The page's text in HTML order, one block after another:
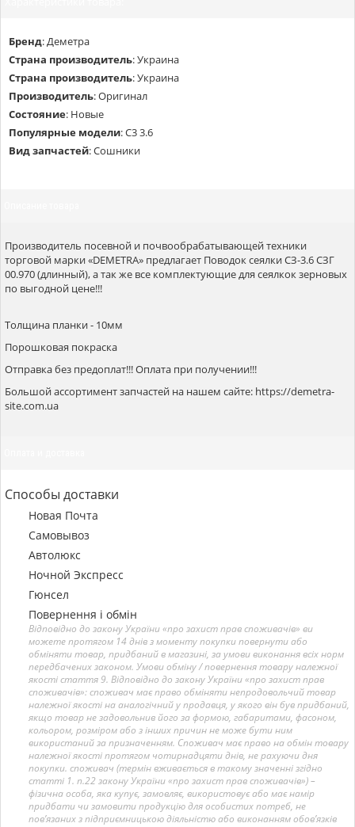
Бренд: Деметра
Страна производитель:Украина
Страна производитель:Украина
Производитель:Оригинал
Состояние: Новые
Популярные модели:С3 3.6
Вид запчастей:Сошники
Производитель посевной и почвообрабатывающей техники
торговой марки «DEMETRA» предлагает Поводок сеялки СЗ-3.6 СЗГ
00.970 (длинный), а так же все комплектующие для сеялкок зерновых
по выгодной цене!!!
Толщина планки - 10мм
Порошковая покраска
Отправка без предоплат!!! Оплата при получении!!!
Большой ассортимент запчастей на нашем сайте: https://demetra-
site.com.ua
Способы доставки
Новая Почта
Самовывоз
Автолюкс
Ночной Экспресс
Гюнсел
Повернення і обмін
Відповідно до закону України «про захист прав споживачів» ви
можете протягом 14 днів з моменту покупки повернути або
обміняти товар, придбаний в магазині, за умови виконання всіх норм
передбачених законом. Умови обміну / повернення товару належної
якості стаття 9. Відповідно до закону України «про захист прав
споживачів»: споживач має право обміняти непродовольчий товар
належної якості на аналогічний у продавця, у якого він був придбаний,
якщо товар не задовольнив його за формою, габаритами, фасоном,
кольором, розміром або з інших причин не може бути ним
використаний за призначенням. Споживач має право на обмін товару
належної якості протягом чотирнадцяти днів, не рахуючи дня
покупки. споживач (термін вживається в такому значенні згідно
статті 1. п.22 закону України «про захист прав споживачів») –
фізична особа, яка купує, замовляє, використовує або має намір
придбати чи замовити продукцію для особистих потреб, не
пов’язаних з підприємницькою діяльністю або виконанням обов’язків